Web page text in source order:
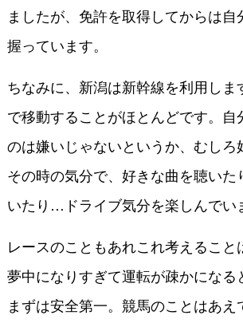
ましたが、免許を取得してからは自
握っています。
ちなみに、新潟は新幹線を利用しま
で移動することがほとんどです。自
のは嫌いじゃないというか、むしろ
その時の気分で、好きな曲を聴いた
いたり…ドライブ気分を楽しんでい
レースのこともあれこれ考えること
夢中になりすぎて運転が疎かになる
まずは安全第一。競馬のことはあえ